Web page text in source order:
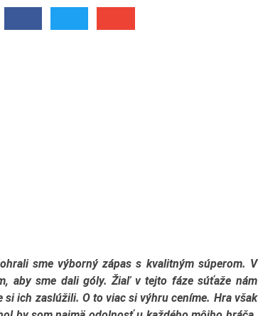
sme výborný zápas s kvalitným súperom. V
aby sme dali góly. Žiaľ v tejto fáze súťaže nám
si ich zaslúžili. O to viac si výhru ceníme. Hra však